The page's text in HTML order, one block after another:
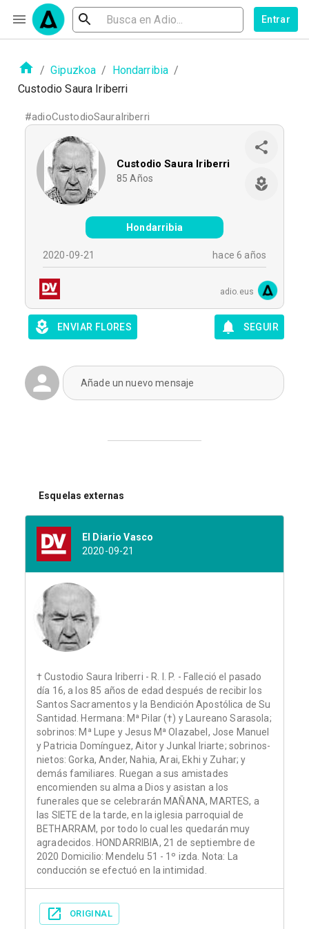
Entrar
/ Gipuzkoa / Hondarribia /
Custodio Saura Iriberri
#adioCustodioSauraIriberri
Custodio Saura Iriberri
85 Años
Hondarribia
2020-09-21 hace 6 años
adio.eus
ENVIAR FLORES SEGUIR
Añade un nuevo mensaje
Esquelas externas
El Diario Vasco
2020-09-21
† Custodio Saura Iriberri - R. I. P. - Falleció el pasado
día 16, a los 85 años de edad después de recibir los
Santos Sacramentos y la Bendición Apostólica de Su
Santidad. Hermana: Mª Pilar (†) y Laureano Sarasola;
sobrinos: Mª Lupe y Jesus Mª Olazabel, Jose Manuel
y Patricia Domínguez, Aitor y Junkal Iriarte; sobrinos-
nietos: Gorka, Ander, Nahia, Arai, Ekhi y Zuhar; y
demás familiares. Ruegan a sus amistades
encomienden su alma a Dios y asistan a los
funerales que se celebrarán MAÑANA, MARTES, a
las SIETE de la tarde, en la iglesia parroquial de
BETHARRAM, por todo lo cual les quedarán muy
agradecidos. HONDARRIBIA, 21 de septiembre de
2020 Domicilio: Mendelu 51 - 1º izda. Nota: La
conducción se efectuó en la intimidad.
ORIGINAL